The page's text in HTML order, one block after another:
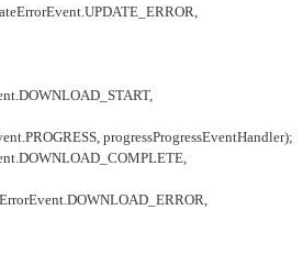
progressProgressEventHandler);